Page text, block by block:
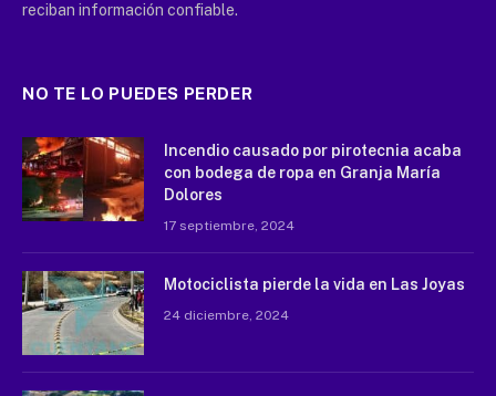
reciban información confiable.
NO TE LO PUEDES PERDER
Incendio causado por pirotecnia acaba
con bodega de ropa en Granja María
Dolores
17 septiembre, 2024
Motociclista pierde la vida en Las Joyas
24 diciembre, 2024